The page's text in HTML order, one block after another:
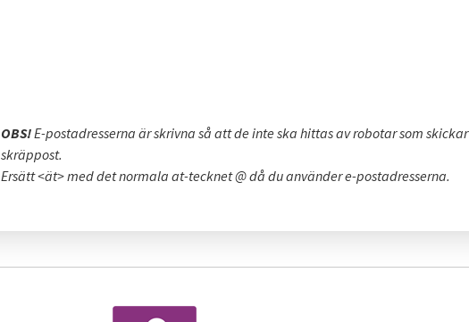
OBS!E-postadresserna är skrivna så att de inte ska hittas av robotar som skickar
skräppost.
Ersätt <ät> med det normala at-tecknet @ då du använder e-postadresserna.